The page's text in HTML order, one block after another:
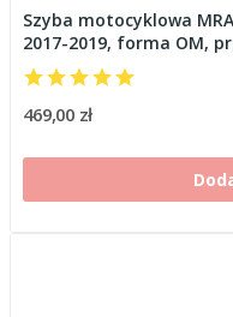
Szyba motocyklowa MRA
2017-2019, forma OM,
469,00 zł